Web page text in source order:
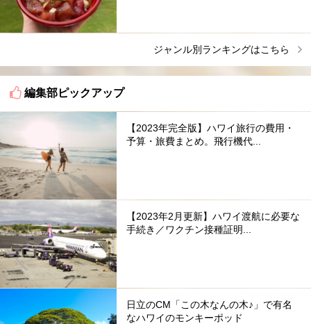
ジャンル別ランキングはこちら
編集部ピックアップ
【2023年完全版】ハワイ旅行の費用・
予算・旅費まとめ。飛行機代...
【2023年2月更新】ハワイ渡航に必要な
手続き／ワクチン接種証明...
日立のCM「この木なんの木♪」で有名
なハワイのモンキーポッド